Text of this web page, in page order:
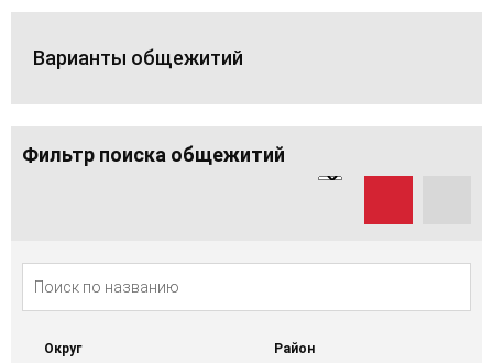
Варианты общежитий
Фильтр поиска общежитий
Округ Район